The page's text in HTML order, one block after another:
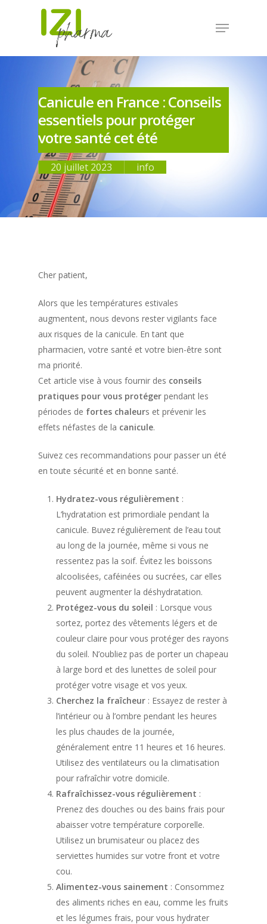
Canicule en France : Conseils
essentiels pour protéger
votre santé cet été
20 juillet 2023 info
Cher patient,
Alors que les températures estivales
augmentent, nous devons rester vigilants face
aux risques de la canicule. En tant que
pharmacien, votre santé et votre bien-être sont
ma priorité.
Cet article vise à vous fournir des conseils
pratiques pour vous protéger pendant les
périodes de fortes chaleurs et prévenir les
effets néfastes de la canicule.
Suivez ces recommandations pour passer un été
en toute sécurité et en bonne santé.
Hydratez-vous régulièrement :
L’hydratation est primordiale pendant la
canicule. Buvez régulièrement de l’eau tout
au long de la journée, même si vous ne
ressentez pas la soif. Évitez les boissons
alcoolisées, caféinées ou sucrées, car elles
peuvent augmenter la déshydratation.
Protégez-vous du soleil : Lorsque vous
sortez, portez des vêtements légers et de
couleur claire pour vous protéger des rayons
du soleil. N’oubliez pas de porter un chapeau
à large bord et des lunettes de soleil pour
protéger votre visage et vos yeux.
Cherchez la fraîcheur : Essayez de rester à
l’intérieur ou à l’ombre pendant les heures
les plus chaudes de la journée,
généralement entre 11 heures et 16 heures.
Utilisez des ventilateurs ou la climatisation
pour rafraîchir votre domicile.
Rafraîchissez-vous régulièrement :
Prenez des douches ou des bains frais pour
abaisser votre température corporelle.
Utilisez un brumisateur ou placez des
serviettes humides sur votre front et votre
cou.
Alimentez-vous sainement : Consommez
des aliments riches en eau, comme les fruits
et les légumes frais, pour vous hydrater